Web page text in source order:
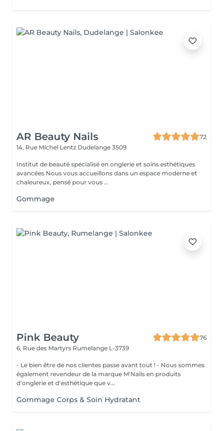
AR Beauty Nails
72
14, Rue Michel Lentz Dudelange 3509
Institut de beauté spécialisé en onglerie et soins esthétiques
avancées Nous vous accueillons dans un espace moderne et
chaleureux, pensé pour vous ...
Gommage
Pink Beauty
76
6, Rue des Martyrs Rumelange L-3739
- Le bien être de nos clientes passe avant tout ! - Nous sommes
également revendeur de la marque M'Nails en produits
d'onglerie et d'esthétique que v...
Gommage Corps & Soin Hydratant